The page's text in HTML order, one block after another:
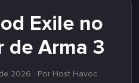
Exile no
de Arma 3
2026 · Por Host Havoc